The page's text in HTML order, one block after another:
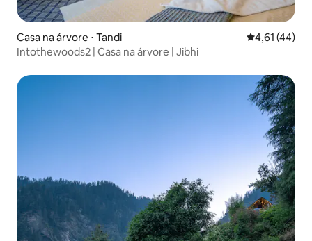
Casa na árvore ⋅ Tandi 4,61 de uma
4,61 (44)
Intothewoods2 | Casa na árvore | Jibhi